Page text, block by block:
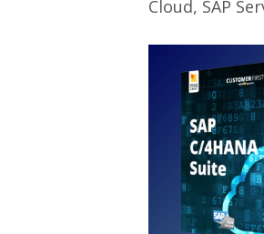
Cloud, SAP